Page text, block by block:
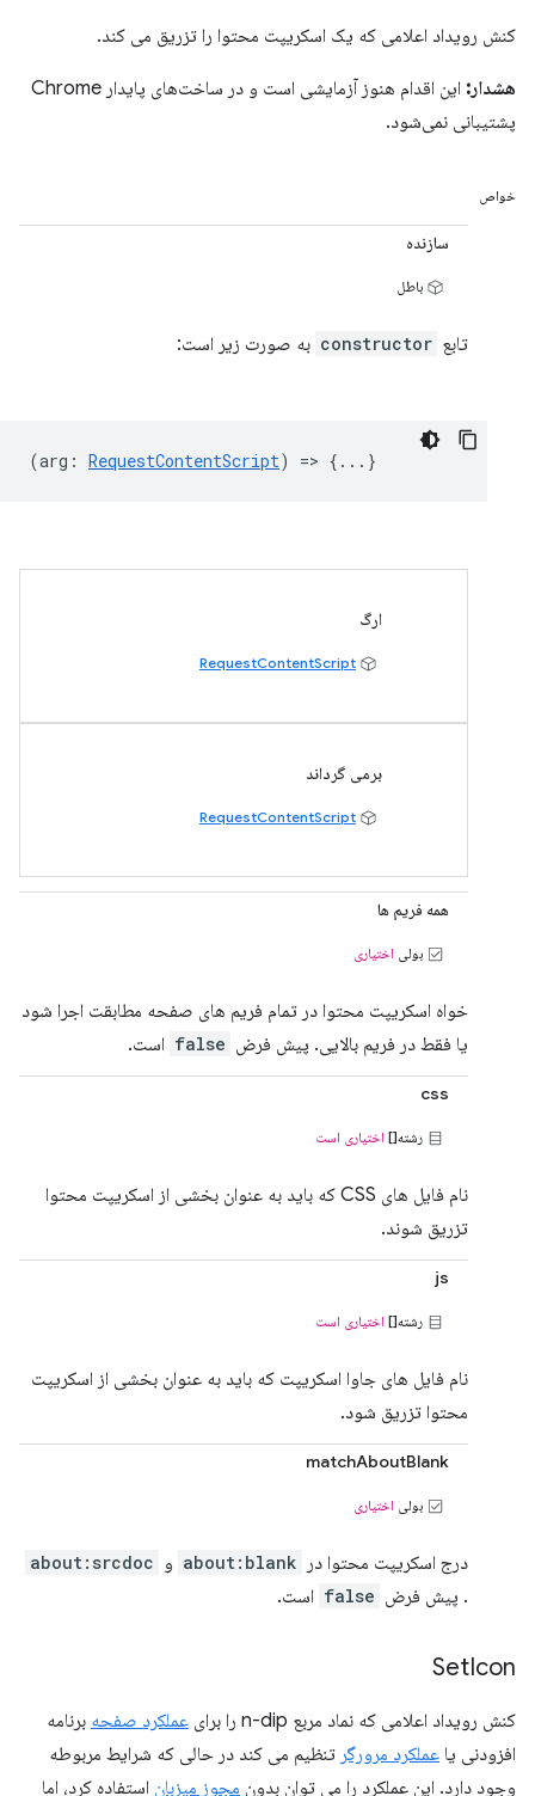
کنش رویداد اعلامی که یک اسکریپت محتوا را تزریق می کند.
هشدار:
این اقدام هنوز آزمایشی است و در ساخت‌های پایدار Chrome
پشتیبانی نمی‌شود.
خواص
سازنده
باطل
تابع constructor به صورت زیر است:
(arg : RequestContentScript) => {...}
ارگ
RequestContentScript
برمی گرداند
RequestContentScript
همه فریم ها
بولی اختیاری
خواه اسکریپت محتوا در تمام فریم های صفحه مطابقت اجرا شود
یا فقط در فریم بالایی. پیش فرض false است.
css
رشته[] اختیاری است
نام فایل های CSS که باید به عنوان بخشی از اسکریپت محتوا
تزریق شوند.
js
رشته[] اختیاری است
نام فایل های جاوا اسکریپت که باید به عنوان بخشی از اسکریپت
محتوا تزریق شود.
matchAboutBlank
بولی اختیاری
درج اسکریپت محتوا در about:blank و about:srcdoc
. پیش فرض false است.
SetIcon
کنش رویداد اعلامی که نماد مربع n-dip را برای عملکرد صفحه برنامه
افزودنی یا عملکرد مرورگر تنظیم می کند در حالی که شرایط مربوطه
وجود دارد. این عملکرد را می توان بدون مجوز میزبان استفاده کرد، اما